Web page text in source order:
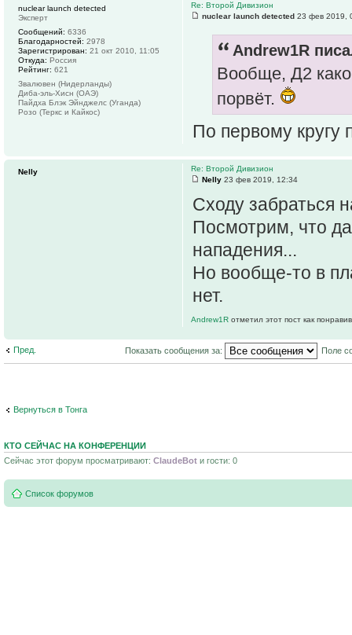
Re: Второй Дивизион
nuclear launch detected 23 фев 2019,
Andrew1R
Вообще, Д2
порвёт.
По первому кругу
nuclear launch detected
Эксперт
Сообщений: 6336
Благодарностей: 2978
Зарегистрирован: 21 окт 2010, 11:05
Откуда: Россия
Рейтинг: 621
Звалювен (Нидерланды)
Диба-эль-Хисн (ОАЭ)
Пайдха Блэк Эйнджелс (Уганда)
Розо (Теркс и Кайкос)
Re: Второй Дивизион
Nelly 23 фев 2019, 12:34
Сходу забраться
Посмотрим, что
нападения...
Но вообще-то в
нет.
Andrew1R отметил этот пост как
Nelly
Пред. Показать сообщения за: Поле
Вернуться в Тонга
КТО СЕЙЧАС НА КОНФЕРЕНЦИИ
Сейчас этот форум просматривают: ClaudeBot и гости: 0
Список форумов